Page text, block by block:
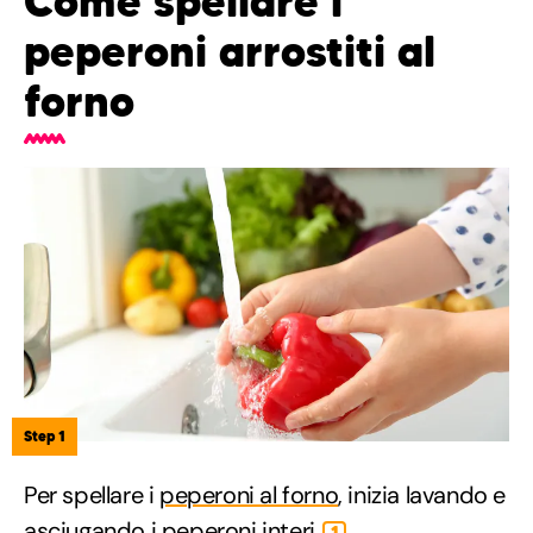
peperoni arrostiti al
forno
Step 1
Per spellare i peperoni al forno, inizia lavando e